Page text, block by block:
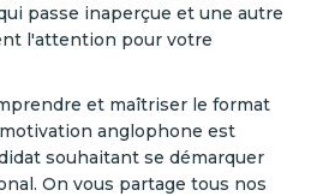
passe inaperçue et une autre
l'attention pour votre
et maîtriser le format
anglophone est
souhaitant se démarquer
On vous partage tous nos